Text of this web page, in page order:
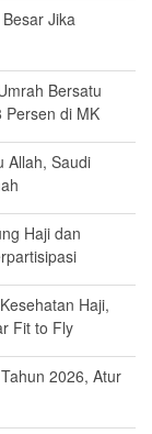
Jika
Bersatu
Persen di MK
Allah, Saudi
Haji dan
Haji,
Fit to Fly
2026, Atur